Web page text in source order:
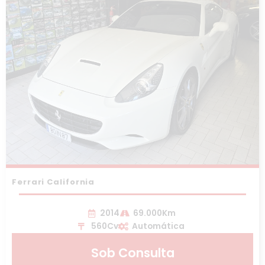
Ferrari California
2014
69.000Km
560Cv
Automática
Sob Consulta